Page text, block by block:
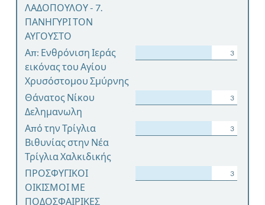
ΛΑΔΟΠΟΥΛΟΥ - 7.
ΠΑΝΗΓΥΡΙ ΤΟΝ
ΑΥΓΟΥΣΤΟ
Απ: Ενθρόνιση Ιεράς
εικόνας του Αγίου
Χρυσόστομου Σμύρνης
3
Θάνατος Νίκου
Δελημανωλη
3
Από την Τρίγλια
Βιθυνίας στην Νέα
Τρίγλια Χαλκιδικής
3
ΠΡΟΣΦΥΓΙΚΟΙ
ΟΙΚΙΣΜΟΙ ΜΕ
ΠΟΔΟΣΦΑΙΡΙΚΕΣ
3